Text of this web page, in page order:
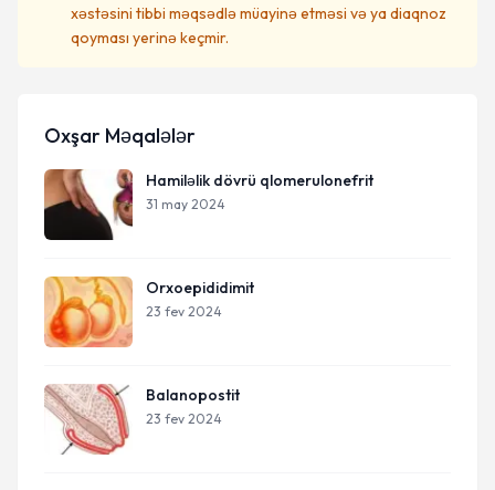
xəstəsini tibbi məqsədlə müayinə etməsi və ya diaqnoz
qoyması yerinə keçmir.
Oxşar Məqalələr
Hamiləlik dövrü qlomerulonefrit
31 may 2024
Orxoepididimit
23 fev 2024
Balanopostit
23 fev 2024